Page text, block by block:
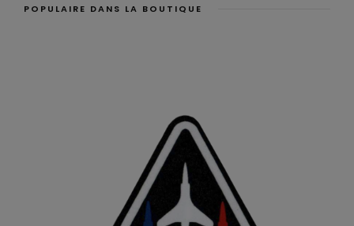
POPULAIRE DANS LA BOUTIQUE